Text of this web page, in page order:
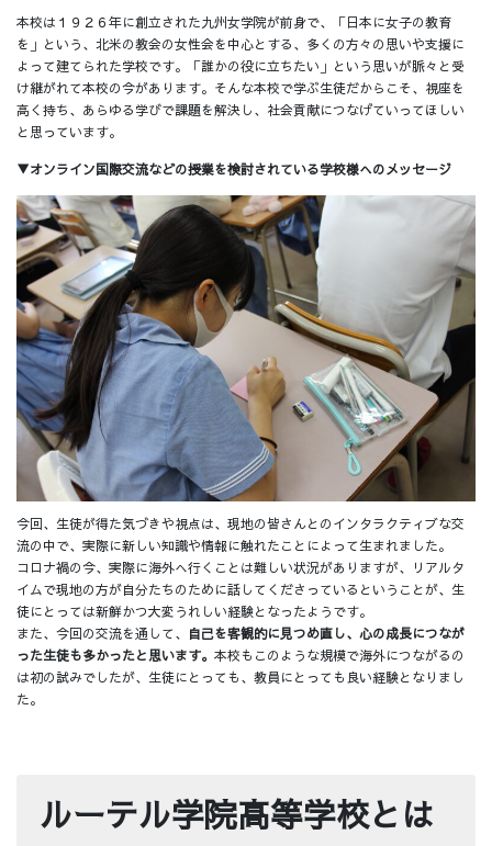
本校は１９２６年に創立された九州女学院が前身で、「日本に女子の教育
を」という、北米の教会の女性会を中心とする、多くの方々の思いや支援に
よって建てられた学校です。「誰かの役に立ちたい」という思いが脈々と受
け継がれて本校の今があります。そんな本校で学ぶ生徒だからこそ、視座を
高く持ち、あらゆる学びで課題を解決し、社会貢献につなげていってほしい
と思っています。
▼オンライン国際交流などの授業を検討されている学校様へのメッセージ
今回、生徒が得た気づきや視点は、現地の皆さんとのインタラクティブな交
流の中で、実際に新しい知識や情報に触れたことによって生まれました。
コロナ禍の今、実際に海外へ行くことは難しい状況がありますが、リアルタ
イムで現地の方が自分たちのために話してくださっているということが、生
徒にとっては新鮮かつ大変うれしい経験となったようです。
また、今回の交流を通して、
自己を客観的に見つめ直し、心の成長につなが
った生徒も多かったと思います。 本校もこのような規模で海外につながるの
は初の試みでしたが、生徒にとっても、教員にとっても良い経験となりまし
た。
ルーテル学院高等学校とは​